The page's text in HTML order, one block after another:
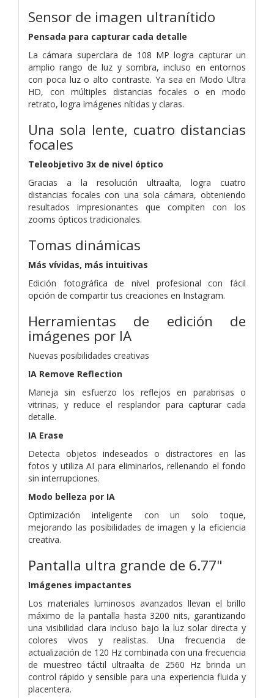
Sensor de imagen ultranítido
Pensada para capturar cada detalle
La cámara superclara de 108 MP logra capturar un
amplio rango de luz y sombra, incluso en entornos
con poca luz o alto contraste. Ya sea en Modo Ultra
HD, con múltiples distancias focales o en modo
retrato, logra imágenes nítidas y claras.
Una sola lente, cuatro distancias
focales
Teleobjetivo 3x de nivel óptico
Gracias a la resolución ultraalta, logra cuatro
distancias focales con una sola cámara, obteniendo
resultados impresionantes que compiten con los
zooms ópticos tradicionales.
Tomas dinámicas
Más vívidas, más intuitivas
Edición fotográfica de nivel profesional con fácil
opción de compartir tus creaciones en Instagram.
Herramientas de edición de
imágenes por IA
Nuevas posibilidades creativas
IA Remove Reflection
Maneja sin esfuerzo los reflejos en parabrisas o
vitrinas, y reduce el resplandor para capturar cada
detalle.
IA Erase
Detecta objetos indeseados o distractores en las
fotos y utiliza AI para eliminarlos, rellenando el fondo
sin interrupciones.
Modo belleza por IA
Optimización inteligente con un solo toque,
mejorando las posibilidades de imagen y la eficiencia
creativa.
Pantalla ultra grande de 6.77"
Imágenes impactantes
Los materiales luminosos avanzados llevan el brillo
máximo de la pantalla hasta 3200 nits, garantizando
una visibilidad clara incluso bajo la luz solar directa y
colores vivos y realistas. Una frecuencia de
actualización de 120 Hz combinada con una frecuencia
de muestreo táctil ultraalta de 2560 Hz brinda un
control rápido y sensible para una experiencia fluida y
placentera.